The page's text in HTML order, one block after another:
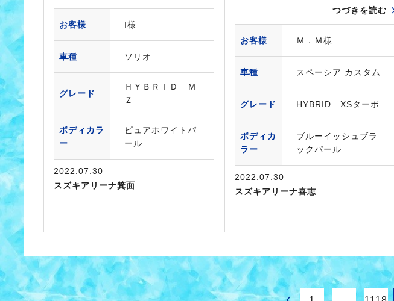
お客様 I様
車種 ソリオ
グレード
ＨＹＢＲＩＤ Ｍ
Ｚ
ボディカラ
ー
ピュアホワイトパ
ール
2022.07.30
スズキアリーナ箕面
つづきを読む
お客様 Ｍ．Ｍ様
車種 スペーシア カスタム
グレード HYBRID XSターボ
ボディカ
ラー
ブルーイッシュブラ
ックパール
2022.07.30
スズキアリーナ喜志